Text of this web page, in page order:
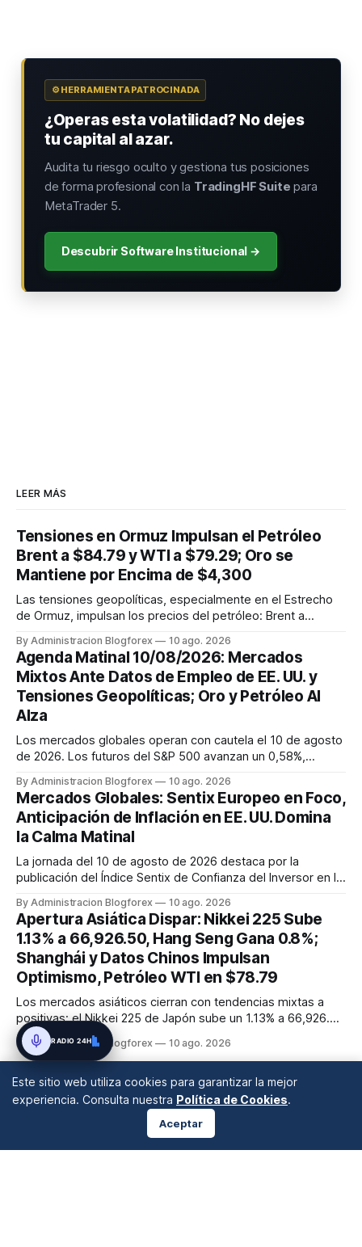
⚙️ HERRAMIENTA PATROCINADA
¿Operas esta volatilidad? No dejes
tu capital al azar.
Audita tu riesgo oculto y gestiona tus posiciones
de forma profesional con la TradingHF Suite para
MetaTrader 5.
Descubrir Software Institucional →
LEER MÁS
Tensiones en Ormuz Impulsan el Petróleo
Brent a $84.79 y WTI a $79.29; Oro se
Mantiene por Encima de $4,300
Las tensiones geopolíticas, especialmente en el Estrecho
de Ormuz, impulsan los precios del petróleo: Brent a
onza.
By Administracion Blogforex 10 ago. 2026
Agenda Matinal 10/08/2026: Mercados
Mixtos Ante Datos de Empleo de EE. UU. y
Tensiones Geopolíticas; Oro y Petróleo Al
Alza
Los mercados globales operan con cautela el 10 de agosto
de 2026. Los futuros del S&P 500 avanzan un 0,58%,
EUR/USD y el GBP/USD se fortalecen frente a un dólar
presionado por los débiles datos de empleo en EE. UU.,
aunque el USD/JPY sube...
By Administracion Blogforex 10 ago. 2026
Mercados Globales: Sentix Europeo en Foco,
Anticipación de Inflación en EE. UU. Domina
la Calma Matinal
La jornada del 10 de agosto de 2026 destaca por la
publicación del Índice Sentix de Confianza del Inversor en la
pesar de la calma en nuevas publicaciones de alto impacto,
la atención del mercado se centra en la anticipación del IPC
de E...
By Administracion Blogforex 10 ago. 2026
Apertura Asiática Dispar: Nikkei 225 Sube
1.13% a 66,926.50, Hang Seng Gana 0.8%;
Shanghái y Datos Chinos Impulsan
Optimismo, Petróleo WTI en $78.79
Los mercados asiáticos cierran con tendencias mixtas a
positivas; el Nikkei 225 de Japón sube un 1.13% a 66,926.50
puntos, impulsado por el auge de su sector manufacturero
y la demanda de tecnología. El Hang Seng de Hong Kong
Composite avanza un 0...
By Administracion Blogforex 10 ago. 2026
Este sitio web utiliza cookies para garantizar la mejor
experiencia. Consulta nuestra Política de Cookies.
Aceptar
RADIO 24H